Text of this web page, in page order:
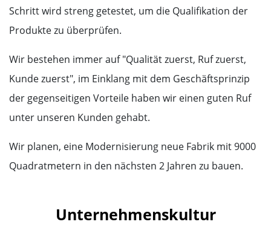
Schritt wird streng getestet, um die Qualifikation der
Produkte zu überprüfen.
Wir bestehen immer auf "Qualität zuerst, Ruf zuerst,
Kunde zuerst", im Einklang mit dem Geschäftsprinzip
der gegenseitigen Vorteile haben wir einen guten Ruf
unter unseren Kunden gehabt.
Wir planen, eine Modernisierung neue Fabrik mit 9000
Quadratmetern in den nächsten 2 Jahren zu bauen.
Unternehmenskultur